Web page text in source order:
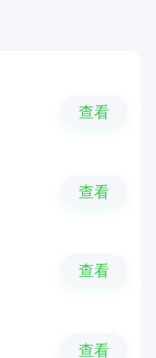
查看
查看
查看
查看